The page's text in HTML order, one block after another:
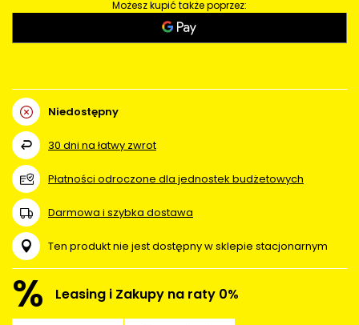
Możesz kupić także poprzez:
Niedostępny
30 dni na łatwy zwrot
Płatności odroczone dla jednostek budżetowych
Darmowa i szybka dostawa
Ten produkt nie jest dostępny w sklepie stacjonarnym
% Leasing i Zakupy na raty 0%